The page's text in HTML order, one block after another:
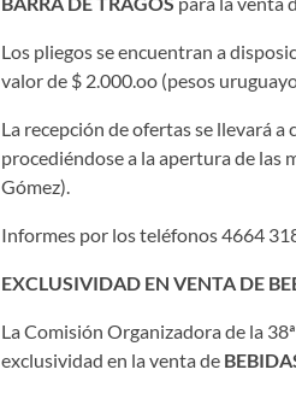
Los pliegos se encuentran a
valor de $ 2.000.oo (pesos
La recepción de ofertas se llevará
procediéndose a la apertura de las
Gómez).
Informes por los teléfonos 4664
EXCLUSIVIDAD EN VENTA DE
La Comisión Organizadora de la
exclusividad en la venta de